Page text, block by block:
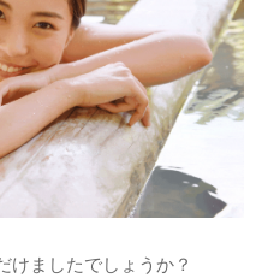
けましたでしょうか？